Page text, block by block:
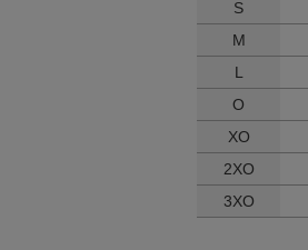
S
M
L
O
XO
2XO
3XO